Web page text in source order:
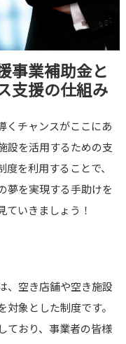
事業補助金と
支援の仕組み
くチャンスがここにあ
設を活用するための支
を利用することで、
夢を実現する手助けを
ていきましょう！
、空き店舗や空き施設
象とした制度です。
ており、事業者の皆様